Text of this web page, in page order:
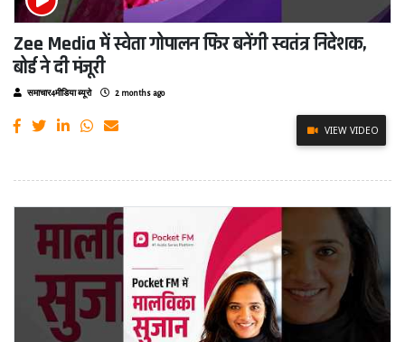
Zee Media में स्वेता गोपालन फिर बनेंगी स्वतंत्र निदेशक,
बोर्ड ने दी मंजूरी
समाचार4मीडिया ब्यूरो 2 months ago
VIEW VIDEO